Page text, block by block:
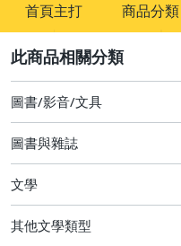
首頁主打 商品分類
圖書/影音/文具
成人專區
圖書/影音/文具
圖書與雜誌
文學
其他文學類型